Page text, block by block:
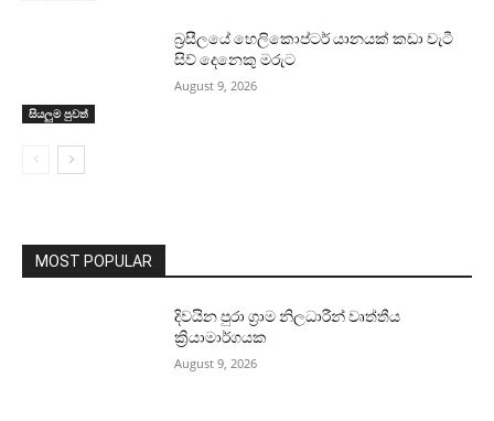
සියලුම පුවත්
බ්‍රසීලයේ හෙලිකොප්ටර් යානයක් කඩා වැටී
සිව් දෙනෙකු මරුට
August 9, 2026
MOST POPULAR
දිවයින පුරා ග්‍රාම නිලධාරීන් වෘත්තීය
ක්‍රියාමාර්ගයක
August 9, 2026